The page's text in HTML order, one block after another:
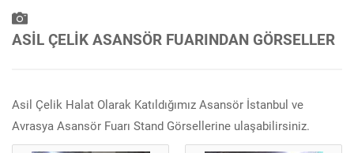
ASİL ÇELİK ASANSÖR FUARINDAN GÖRSELLER
Asil Çelik Halat Olarak Katıldığımız Asansör İstanbul ve
Avrasya Asansör Fuarı Stand Görsellerine ulaşabilirsiniz.